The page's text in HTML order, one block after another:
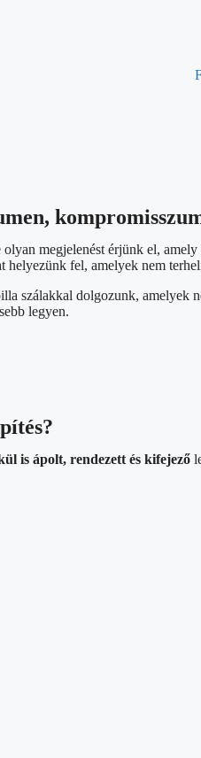
megjelenést érjünk el,
fel, amelyek nem
szálakkal dolgozunk,
legyen.
is ápolt, rendezett és kifejező